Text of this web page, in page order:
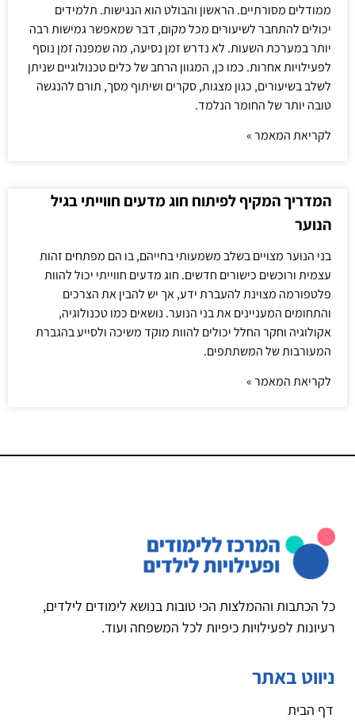
ממודלים מסורתיים. הראשון והבולט הוא הנגישות. תלמידים
יכולים להתחבר לשיעורים מכל מקום, דבר שמאפשר גמישות רבה
יותר במערכת השעות. לא נדרש זמן נסיעה, מה שמפנה זמן נוסף
לפעילויות אחרות. כמו כן, המגוון הרחב של כלים טכנולוגיים שניתן
לשלב בשיעורים, כגון מצגות, סקרים ושיתוף מסך, תורם להנגשה
טובה יותר של החומר הנלמד.
לקריאת המאמר »
המדריך המקיף לפיתוח חוג מדעים חווייתי בגיל
הנוער
בני הנוער מצויים בשלב משמעותי בחייהם, בו הם מפתחים זהות
עצמית ורוכשים כישורים חדשים. חוג מדעים חווייתי יכול להוות
פלטפורמה מצוינת להעברת ידע, אך יש להבין את הצרכים
והתחומים המעניינים את בני הנוער. נושאים כמו טכנולוגיה,
אקולוגיה וחקר החלל יכולים להוות מוקד משיכה ולסייע בהגברת
המעורבות של המשתתפים.
לקריאת המאמר »
כל הכתבות וההמלצות הכי טובות בנושא לימודים לילדים,
רעיונות לפעילויות כיפיות לכל המשפחה ועוד.
ניווט באתר
דף הבית